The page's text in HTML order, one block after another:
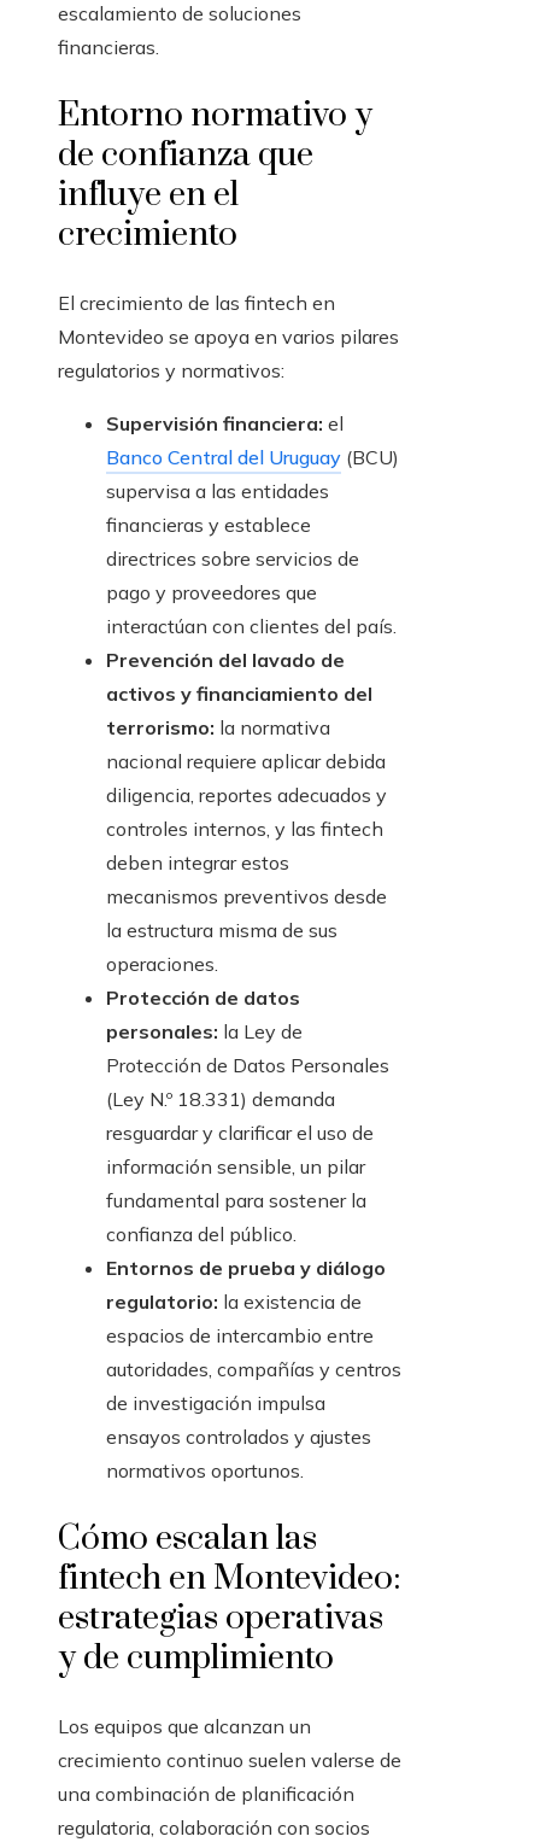
escalamiento de soluciones
financieras.
Entorno normativo y
de confianza que
influye en el
crecimiento
El crecimiento de las fintech en
Montevideo se apoya en varios pilares
regulatorios y normativos:
Supervisión financiera: el
Banco Central del Uruguay (BCU)
supervisa a las entidades
financieras y establece
directrices sobre servicios de
pago y proveedores que
interactúan con clientes del país.
Prevención del lavado de
activos y financiamiento del
terrorismo: la normativa
nacional requiere aplicar debida
diligencia, reportes adecuados y
controles internos, y las fintech
deben integrar estos
mecanismos preventivos desde
la estructura misma de sus
operaciones.
Protección de datos
personales: la Ley de
Protección de Datos Personales
(Ley N.º 18.331) demanda
resguardar y clarificar el uso de
información sensible, un pilar
fundamental para sostener la
confianza del público.
Entornos de prueba y diálogo
regulatorio: la existencia de
espacios de intercambio entre
autoridades, compañías y centros
de investigación impulsa
ensayos controlados y ajustes
normativos oportunos.
Cómo escalan las
fintech en Montevideo:
estrategias operativas
y de cumplimiento
Los equipos que alcanzan un
crecimiento continuo suelen valerse de
una combinación de planificación
regulatoria, colaboración con socios